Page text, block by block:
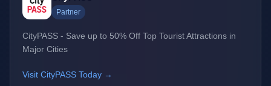
Partner
CityPASS - Save up to 50% Off Top Tourist Attractions in
Major Cities
Visit CityPASS Today →